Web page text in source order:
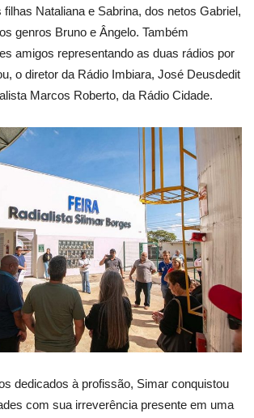
Nataliana e Sabrina, dos netos Gabriel,
genros Bruno e Ângelo. Também
amigos representando as duas rádios por
o diretor da Rádio Imbiara, José Deusdedit
Marcos Roberto, da Rádio Cidade.
dedicados à profissão, Simar conquistou
com sua irreverência presente em uma